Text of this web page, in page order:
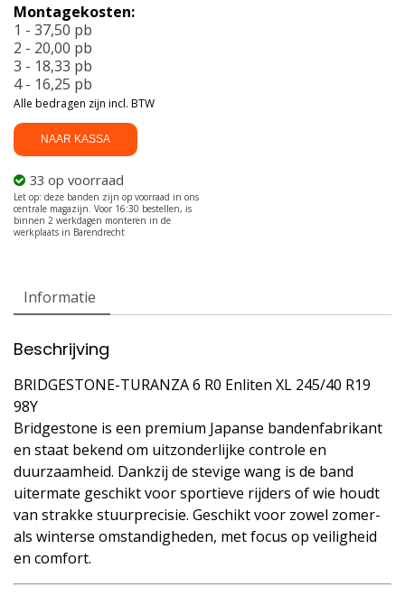
R0
Enliten
XL
245/40
R19
98Y
aantal
NAAR KASSA
33 op voorraad
Montagekosten:
1 - 37,50 pb
2 - 20,00 pb
3 - 18,33 pb
4 - 16,25 pb
Alle bedragen zijn incl. BTW
Informatie
Beschrijving
BRIDGESTONE-TURANZA 6 R0 Enliten XL 245/40 R19
98Y
Bridgestone is een premium Japanse bandenfabrikant
en staat bekend om uitzonderlijke controle en
duurzaamheid. Dankzij de stevige wang is de band
uitermate geschikt voor sportieve rijders of wie houdt
van strakke stuurprecisie. Geschikt voor zowel zomer-
als winterse omstandigheden, met focus op veiligheid
en comfort.